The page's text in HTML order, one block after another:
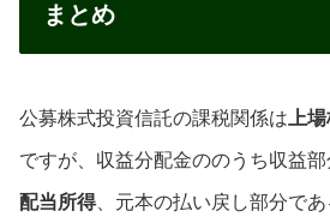
まとめ
公募株式投資信託の課税関係は 上
ですが、収益分配金ののうち収益部
配当所得、元本の払い戻し部分であ